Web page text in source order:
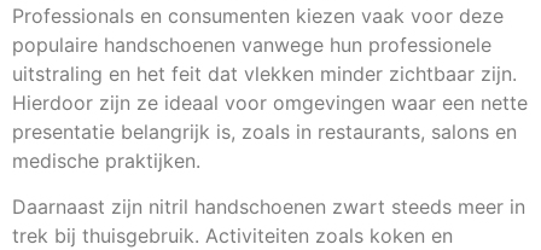
Professionals en consumenten kiezen vaak voor deze
populaire handschoenen vanwege hun professionele
uitstraling en het feit dat vlekken minder zichtbaar zijn.
Hierdoor zijn ze ideaal voor omgevingen waar een nette
presentatie belangrijk is, zoals in restaurants, salons en
medische praktijken.
Daarnaast zijn nitril handschoenen zwart steeds meer in
trek bij thuisgebruik. Activiteiten zoals koken en